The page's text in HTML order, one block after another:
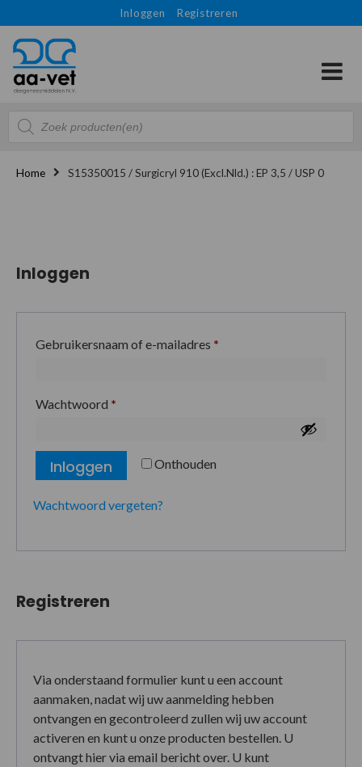
Inloggen Registreren
Producten
zoeken
Home S15350015 / Surgicryl 910 (Excl.Nld.) : EP 3,5 / USP 0
Inloggen
Gebruikersnaam of e-mailadres *
Wachtwoord *
Onthouden
Inloggen
Wachtwoord vergeten?
Registreren
Via onderstaand formulier kunt u een account
aanmaken, nadat wij uw aanmelding hebben
ontvangen en gecontroleerd zullen wij uw account
activeren en kunt u onze producten bestellen. U
ontvangt hier via email bericht over. U kunt